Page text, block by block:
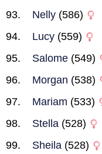
Nelly (586)
Lucy (559)
Salome (549)
Morgan (538)
Mariam (533)
Stella (528)
Sheila (528)